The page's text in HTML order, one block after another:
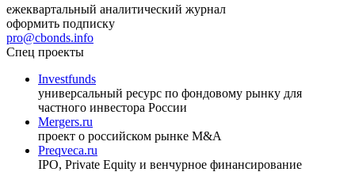
ежеквартальный аналитический журнал
оформить подписку
pro@cbonds.info
Спец проекты
Investfunds
универсальный ресурс по фондовому рынку для
частного инвестора России
Mergers.ru
проект о российском рынке M&A
Preqveca.ru
IPO, Private Equity и венчурное финансирование